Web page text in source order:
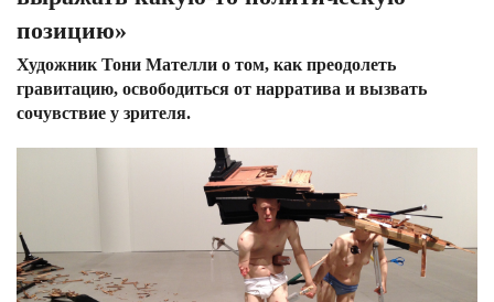
позицию»
Художник Тони Мателли о том, как преодолеть
гравитацию, освободиться от нарратива и вызвать
сочувствие у зрителя.